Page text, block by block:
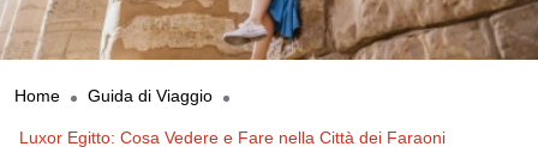
Home Guida di Viaggio
Luxor Egitto: Cosa Vedere e Fare nella Città dei Faraoni